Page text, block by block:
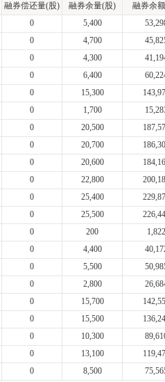
融券偿还量(股) 融券余量(股)
融券余
0 5,400
0 4,700
0 4,300
0 6,400
0 15,300
0 1,700
0 20,500
0 20,700
0 20,600
0 22,800
0 25,400
0 25,500
0 200 1,822
0 4,400
0 5,500
0 2,800
0 15,700
0 15,500
0 10,300
0 13,100
0 8,500